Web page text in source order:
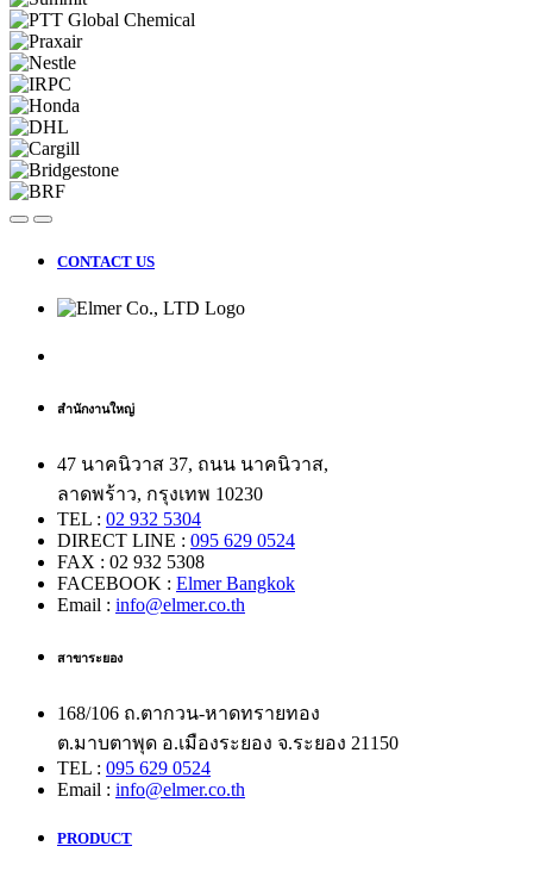
CONTACT US
สำนักงานใหญ่
47 นาคนิวาส 37, ถนน นาคนิวาส,
ลาดพร้าว, กรุงเทพ 10230
TEL : 02 932 5304
DIRECT LINE : 095 629 0524
FAX : 02 932 5308
FACEBOOK : Elmer Bangkok
Email : info@elmer.co.th
สาขาระยอง
168/106 ถ.ตากวน-หาดทรายทอง
ต.มาบตาพุด อ.เมืองระยอง จ.ระยอง 21150
TEL : 095 629 0524
Email : info@elmer.co.th
PRODUCT